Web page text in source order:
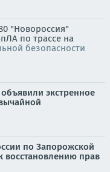
"Новороссия"
по трассе на
безопасности
экстренное
по Запорожской
восстановлению прав